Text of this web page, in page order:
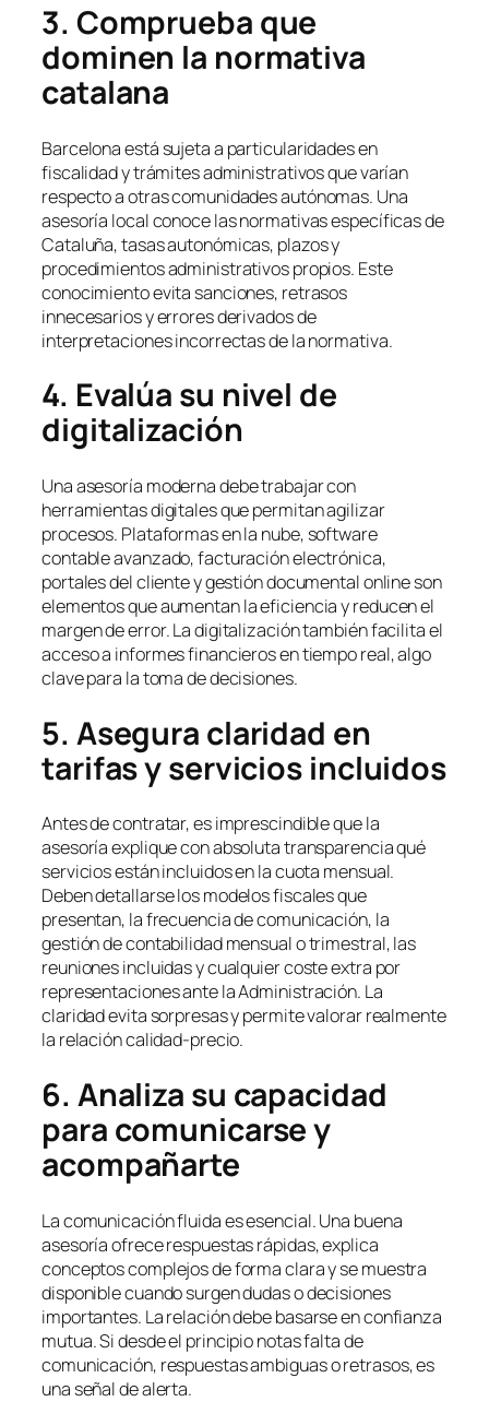
3. Comprueba que
dominen la normativa
catalana
Barcelona está sujeta a particularidades en
fiscalidad y trámites administrativos que varían
respecto a otras comunidades autónomas. Una
asesoría local conoce las normativas específicas de
Cataluña, tasas autonómicas, plazos y
procedimientos administrativos propios. Este
conocimiento evita sanciones, retrasos
innecesarios y errores derivados de
interpretaciones incorrectas de la normativa.
4. Evalúa su nivel de
digitalización
Una asesoría moderna debe trabajar con
herramientas digitales que permitan agilizar
procesos. Plataformas en la nube, software
contable avanzado, facturación electrónica,
portales del cliente y gestión documental online son
elementos que aumentan la eficiencia y reducen el
margen de error. La digitalización también facilita el
acceso a informes financieros en tiempo real, algo
clave para la toma de decisiones.
5. Asegura claridad en
tarifas y servicios incluidos
Antes de contratar, es imprescindible que la
asesoría explique con absoluta transparencia qué
servicios están incluidos en la cuota mensual.
Deben detallarse los modelos fiscales que
presentan, la frecuencia de comunicación, la
gestión de contabilidad mensual o trimestral, las
reuniones incluidas y cualquier coste extra por
representaciones ante la Administración. La
claridad evita sorpresas y permite valorar realmente
la relación calidad-precio.
6. Analiza su capacidad
para comunicarse y
acompañarte
La comunicación fluida es esencial. Una buena
asesoría ofrece respuestas rápidas, explica
conceptos complejos de forma clara y se muestra
disponible cuando surgen dudas o decisiones
importantes. La relación debe basarse en confianza
mutua. Si desde el principio notas falta de
comunicación, respuestas ambiguas o retrasos, es
una señal de alerta.